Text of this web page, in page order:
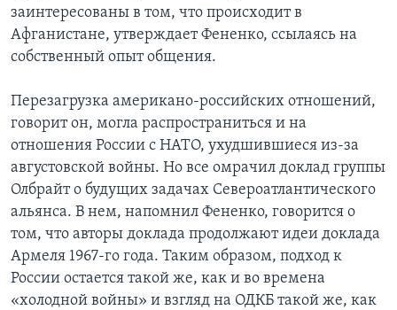
заинтересованы в том, что происходит в
Афганистане, утверждает Фененко, ссылаясь на
собственный опыт общения.
Перезагрузка американо-российских отношений,
говорит он, могла распространиться и на
отношения России с НАТО, ухудшившиеся из-за
августовской войны. Но все омрачил доклад группы
Олбрайт о будущих задачах Североатлантического
альянса. В нем, напомнил Фененко, говорится о
том, что авторы доклада продолжают идеи доклада
Армеля 1967-го года. Таким образом, подход к
России остается такой же, как и во времена
«холодной войны» и взгляд на ОДКБ такой же, как